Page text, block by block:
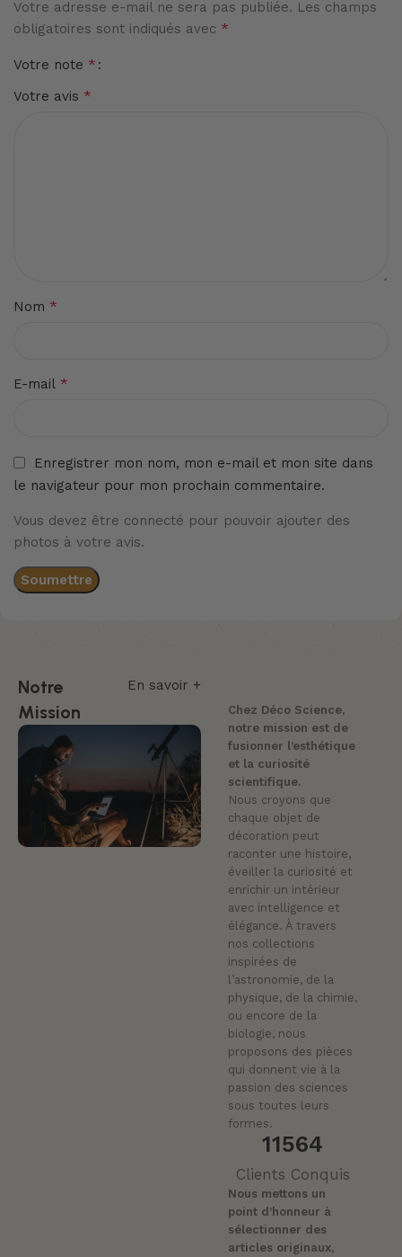
Votre adresse e-mail ne sera pas publiée. Les champs
obligatoires sont indiqués avec *
Votre note *
Votre avis *
Nom *
E-mail *
Enregistrer mon nom, mon e-mail et mon site dans
le navigateur pour mon prochain commentaire.
Vous devez être connecté pour pouvoir ajouter des
photos à votre avis.
En savoir +
Notre
Mission
Chez Déco Science,
notre mission est de
fusionner l’esthétique
et la curiosité
scientifique.
Nous croyons que
chaque objet de
décoration peut
raconter une histoire,
éveiller la curiosité et
enrichir un intérieur
avec intelligence et
élégance. À travers
nos collections
inspirées de
l’astronomie, de la
physique, de la chimie,
ou encore de la
biologie, nous
proposons des pièces
qui donnent vie à la
passion des sciences
sous toutes leurs
formes.
11564
Clients Conquis
Nous mettons un
point d’honneur à
sélectionner des
articles originaux,